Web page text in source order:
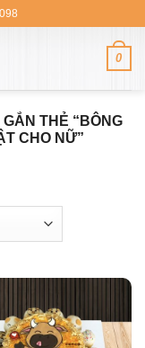
0
THẺ “BÔNG
CHO NỮ”